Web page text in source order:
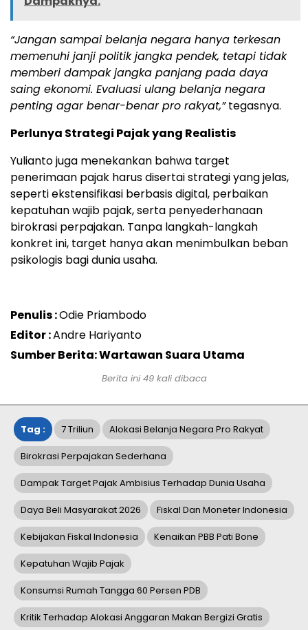
“Jangan sampai belanja negara hanya terkesan
memenuhi janji politik jangka pendek, tetapi tidak
memberi dampak jangka panjang pada daya
saing ekonomi. Evaluasi ulang belanja negara
penting agar benar-benar pro rakyat,”tegasnya.
Perlunya Strategi Pajak yang Realistis
Yulianto juga menekankan bahwa target
penerimaan pajak harus disertai strategi yang jelas,
seperti ekstensifikasi berbasis digital, perbaikan
kepatuhan wajib pajak, serta penyederhanaan
birokrasi perpajakan. Tanpa langkah-langkah
konkret ini, target hanya akan menimbulkan beban
psikologis bagi dunia usaha.
Penulis :Odie Priambodo
Editor :Andre Hariyanto
Sumber Berita: Wartawan Suara Utama
Berita ini 49kali dibaca
Tag : 7 Triliun Alokasi Belanja Negara Pro Rakyat
Birokrasi Perpajakan Sederhana
Dampak Target Pajak Ambisius Terhadap Dunia Usaha
Daya Beli Masyarakat 2026 Fiskal Dan Moneter Indonesia
Kebijakan Fiskal Indonesia Kenaikan PBB Pati Bone
Kepatuhan Wajib Pajak
Konsumsi Rumah Tangga 60 Persen PDB
Kritik Terhadap Alokasi Anggaran Makan Bergizi Gratis